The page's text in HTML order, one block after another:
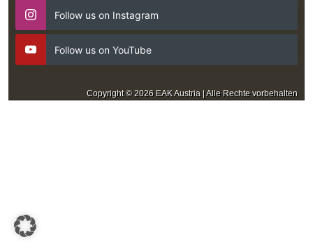
Follow us on Instagram
Follow us on YouTube
Copyright © 2026 EAK Austria | Alle Rechte vorbehalten